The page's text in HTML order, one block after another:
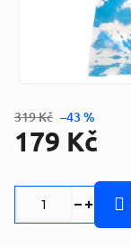
319 Kč –43 %
179 Kč